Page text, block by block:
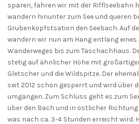
sparen, fahren wir mit der Rifflseebahn
wandern hinunter zum See und queren
Grubenkopfstsation den Seebach. Auf
wandern wir nun am Hang entlang
Wanderweges bis zum Taschachhaus.
stetig auf ähnlicher Höhe mit
Gletscher und die Wildspitze. Der
seit 2012 schon gesperrt und wird über
umgangen. Zum Schluss geht es zum
über den Bach und in östlicher
was nach ca. 3-4 Stunden erreicht wird.